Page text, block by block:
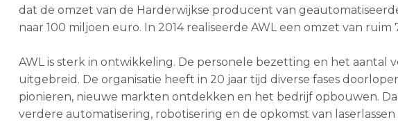
dat de omzet van de Harderwijkse producent van
naar 100 miljoen euro. In 2014 realiseerde AWL een omzet van ruim
AWL is sterk in ontwikkeling. De personele bezetting en het aantal
uitgebreid. De organisatie heeft in 20 jaar tijd diverse fases
pionieren, nieuwe markten ontdekken en het bedrijf opbouwen.
verdere automatisering, robotisering en de opkomst van